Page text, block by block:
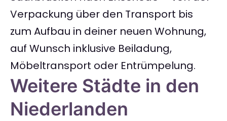
Verpackung über den Transport bis
zum Aufbau in deiner neuen Wohnung,
auf Wunsch inklusive Beiladung,
Möbeltransport oder Entrümpelung.
Weitere Städte in den
Niederlanden